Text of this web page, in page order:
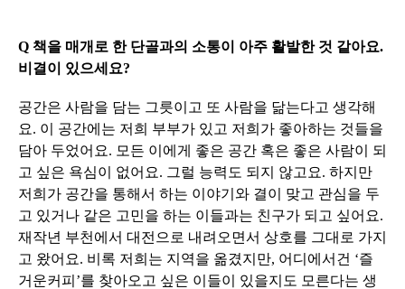
Q 책을 매개로 한 단골과의 소통이 아주 활발한 것 같아요.
비결이 있으세요?
공간은 사람을 담는 그릇이고 또 사람을 닮는다고 생각해
요. 이 공간에는 저희 부부가 있고 저희가 좋아하는 것들을
담아 두었어요. 모든 이에게 좋은 공간 혹은 좋은 사람이 되
고 싶은 욕심이 없어요. 그럴 능력도 되지 않고요. 하지만
저희가 공간을 통해서 하는 이야기와 결이 맞고 관심을 두
고 있거나 같은 고민을 하는 이들과는 친구가 되고 싶어요.
재작년 부천에서 대전으로 내려오면서 상호를 그대로 가지
고 왔어요. 비록 저희는 지역을 옮겼지만, 어디에서건 ‘즐
거운커피’를 찾아오고 싶은 이들이 있을지도 모른다는 생